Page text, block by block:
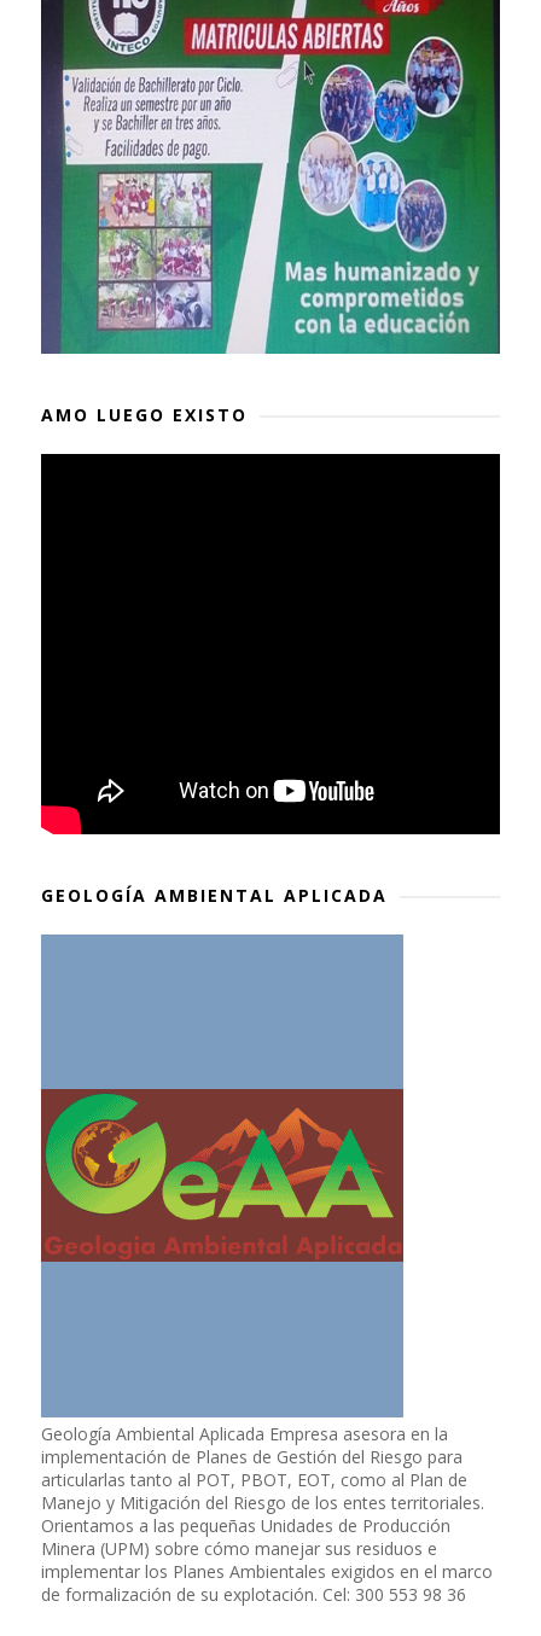
AMO LUEGO EXISTO
GEOLOGÍA AMBIENTAL APLICADA
Geología Ambiental Aplicada Empresa asesora en la
implementación de Planes de Gestión del Riesgo para
articularlas tanto al POT, PBOT, EOT, como al Plan de
Manejo y Mitigación del Riesgo de los entes territoriales.
Orientamos a las pequeñas Unidades de Producción
Minera (UPM) sobre cómo manejar sus residuos e
implementar los Planes Ambientales exigidos en el marco
de formalización de su explotación. Cel: 300 553 98 36